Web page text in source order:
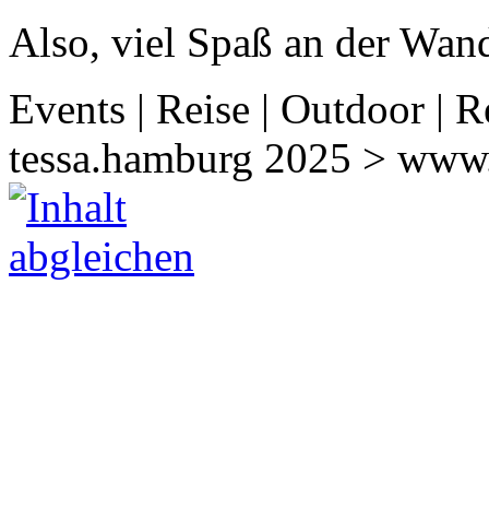
Also, viel Spaß an der
Events | Reise | Outdoor |
tessa.hamburg 2025 >